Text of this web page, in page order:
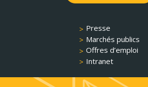
Presse
Marchés publics
Offres d’emploi
Intranet